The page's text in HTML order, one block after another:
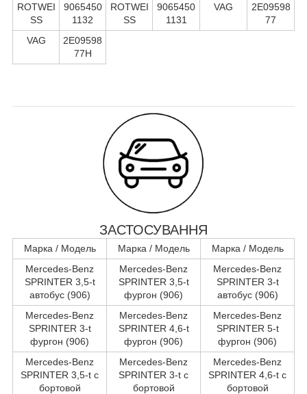
ROTWEI
SS
9065450
1132
ROTWEI
SS
9065450
1131
VAG
2E09598
77
VAG
2E09598
77H
ЗАСТОСУВАННЯ
Марка / Модель Марка / Модель
Марка / Модель
Mercedes-Benz
SPRINTER 3,5-t
автобус (906)
Mercedes-Benz
SPRINTER 3,5-t
фургон (906)
Mercedes-Benz
SPRINTER 3-t
автобус (906)
Mercedes-Benz
SPRINTER 3-t
фургон (906)
Mercedes-Benz
SPRINTER 4,6-t
фургон (906)
Mercedes-Benz
SPRINTER 5-t
фургон (906)
Mercedes-Benz
SPRINTER 3,5-t c
бортовой
Mercedes-Benz
SPRINTER 3-t c
бортовой
Mercedes-Benz
SPRINTER 4,6-t c
бортовой